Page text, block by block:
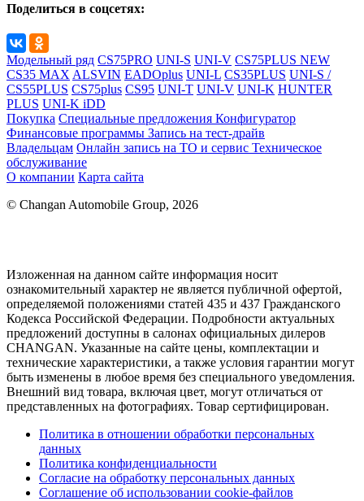
Поделиться в соцсетях:
Модельный ряд CS75PRO UNI-S UNI-V CS75PLUS NEW
CS35 MAX ALSVIN EADOplus UNI-L CS35PLUS UNI-S /
CS55PLUS CS75plus CS95 UNI-T UNI-V UNI-K HUNTER
PLUS UNI-K iDD
Покупка Специальные предложения Конфигуратор
Финансовые программы Запись на тест-драйв
Владельцам Онлайн запись на ТО и сервис Техническое
обслуживание
О компании Карта сайта
© Changan Automobile Group, 2026
Изложенная на данном сайте информация носит
ознакомительный характер не является публичной офертой,
определяемой положениями статей 435 и 437 Гражданского
Кодекса Российской Федерации. Подробности актуальных
предложений доступны в салонах официальных дилеров
CHANGAN. Указанные на сайте цены, комплектации и
технические характеристики, а также условия гарантии могут
быть изменены в любое время без специального уведомления.
Внешний вид товара, включая цвет, могут отличаться от
представленных на фотографиях. Товар сертифицирован.
Политика в отношении обработки персональных
данных
Политика конфиденциальности
Согласие на обработку персональных данных
Соглашение об использовании cookie-файлов